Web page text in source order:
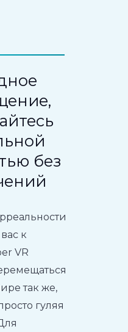
без
к
VR
так же,
гуляя